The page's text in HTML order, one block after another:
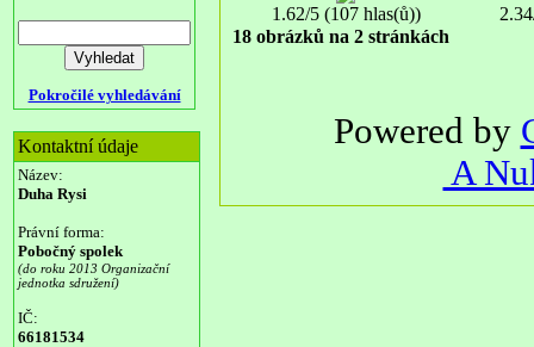
Pokročilé vyhledávání
Kontaktní údaje
Název:
Duha Rysi
Právní forma:
Pobočný spolek
(do roku 2013 Organizační
jednotka sdružení)
IČ:
66181534
1.62/5 (107 hlas(ů))
18 obrázků na 2 stránkách
Powered by
A